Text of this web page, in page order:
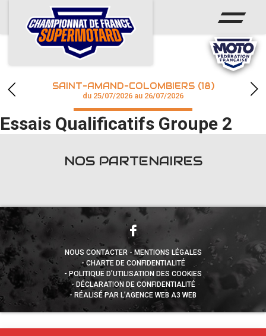
ACCUEIL
ACTUS
CALENDRIER
CHAMPIONNAT
RÉSULTATS
SAINT-AMAND-COLOMBIERS (18)
du 25/07/2026 au 26/07/2026
Essais Qualificatifs Groupe 2
NOS PARTENAIRES
NOUS CONTACTER
MENTIONS LÉGALES
CHARTE DE CONFIDENTIALITÉ
POLITIQUE D’UTILISATION DES COOKIES
DÉCLARATION DE CONFIDENTIALITÉ
RÉALISÉ PAR L’AGENCE WEB A3 WEB